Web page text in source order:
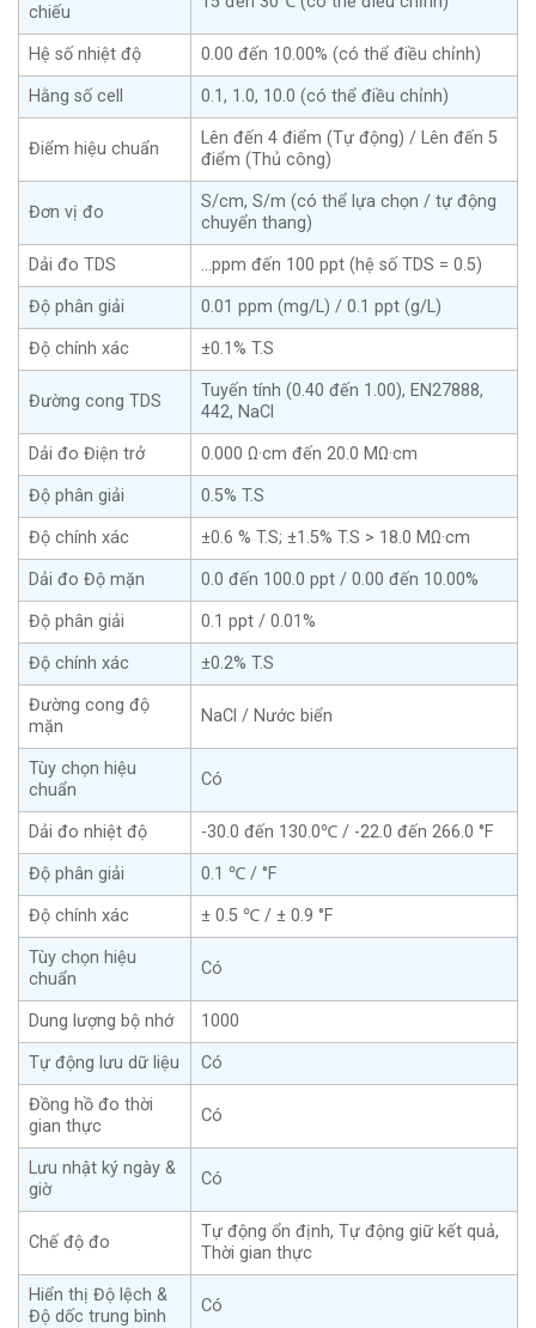
chiếu
Hệ số nhiệt độ 0.00 đến 10.00% (có thể điều chỉnh)
Hằng số cell 0.1, 1.0, 10.0 (có thể điều chỉnh)
Điểm hiệu chuẩn
Lên đến 4 điểm (Tự động) / Lên đến 5
điểm (Thủ công)
Đơn vị đo
S/cm, S/m (có thể lựa chọn / tự động
chuyển thang)
Dải đo TDS …ppm đến 100 ppt (hệ số TDS = 0.5)
Độ phân giải 0.01 ppm (mg/L) / 0.1 ppt (g/L)
Độ chính xác ±0.1% T.S
Đường cong TDS
Tuyến tính (0.40 đến 1.00), EN27888,
442, NaCl
Dải đo Điện trở 0.000 Ω·cm đến 20.0 MΩ·cm
Độ phân giải 0.5% T.S
Độ chính xác ±0.6 % T.S; ±1.5% T.S > 18.0 MΩ·cm
Dải đo Độ mặn 0.0 đến 100.0 ppt / 0.00 đến 10.00%
Độ phân giải 0.1 ppt / 0.01%
Độ chính xác ±0.2% T.S
Đường cong độ
mặn
NaCl / Nước biển
Tùy chọn hiệu
chuẩn
Có
Dải đo nhiệt độ -30.0 đến 130.0℃ / -22.0 đến 266.0 °F
Độ phân giải 0.1 ℃ / °F
Độ chính xác ± 0.5 ℃ / ± 0.9 °F
Tùy chọn hiệu
chuẩn
Có
Dung lượng bộ nhớ 1000
Tự động lưu dữ liệu Có
Đồng hồ đo thời
gian thực
Có
Lưu nhật ký ngày &
giờ
Có
Chế độ đo
Tự động ổn định, Tự động giữ kết quả,
Thời gian thực
Hiển thị Độ lệch &
Độ dốc trung bình
Có